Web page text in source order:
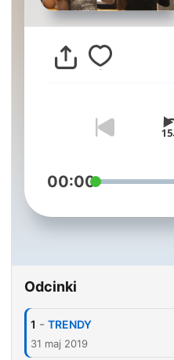
00:00
Odcinki
1 - TRENDY
31 maj 2019